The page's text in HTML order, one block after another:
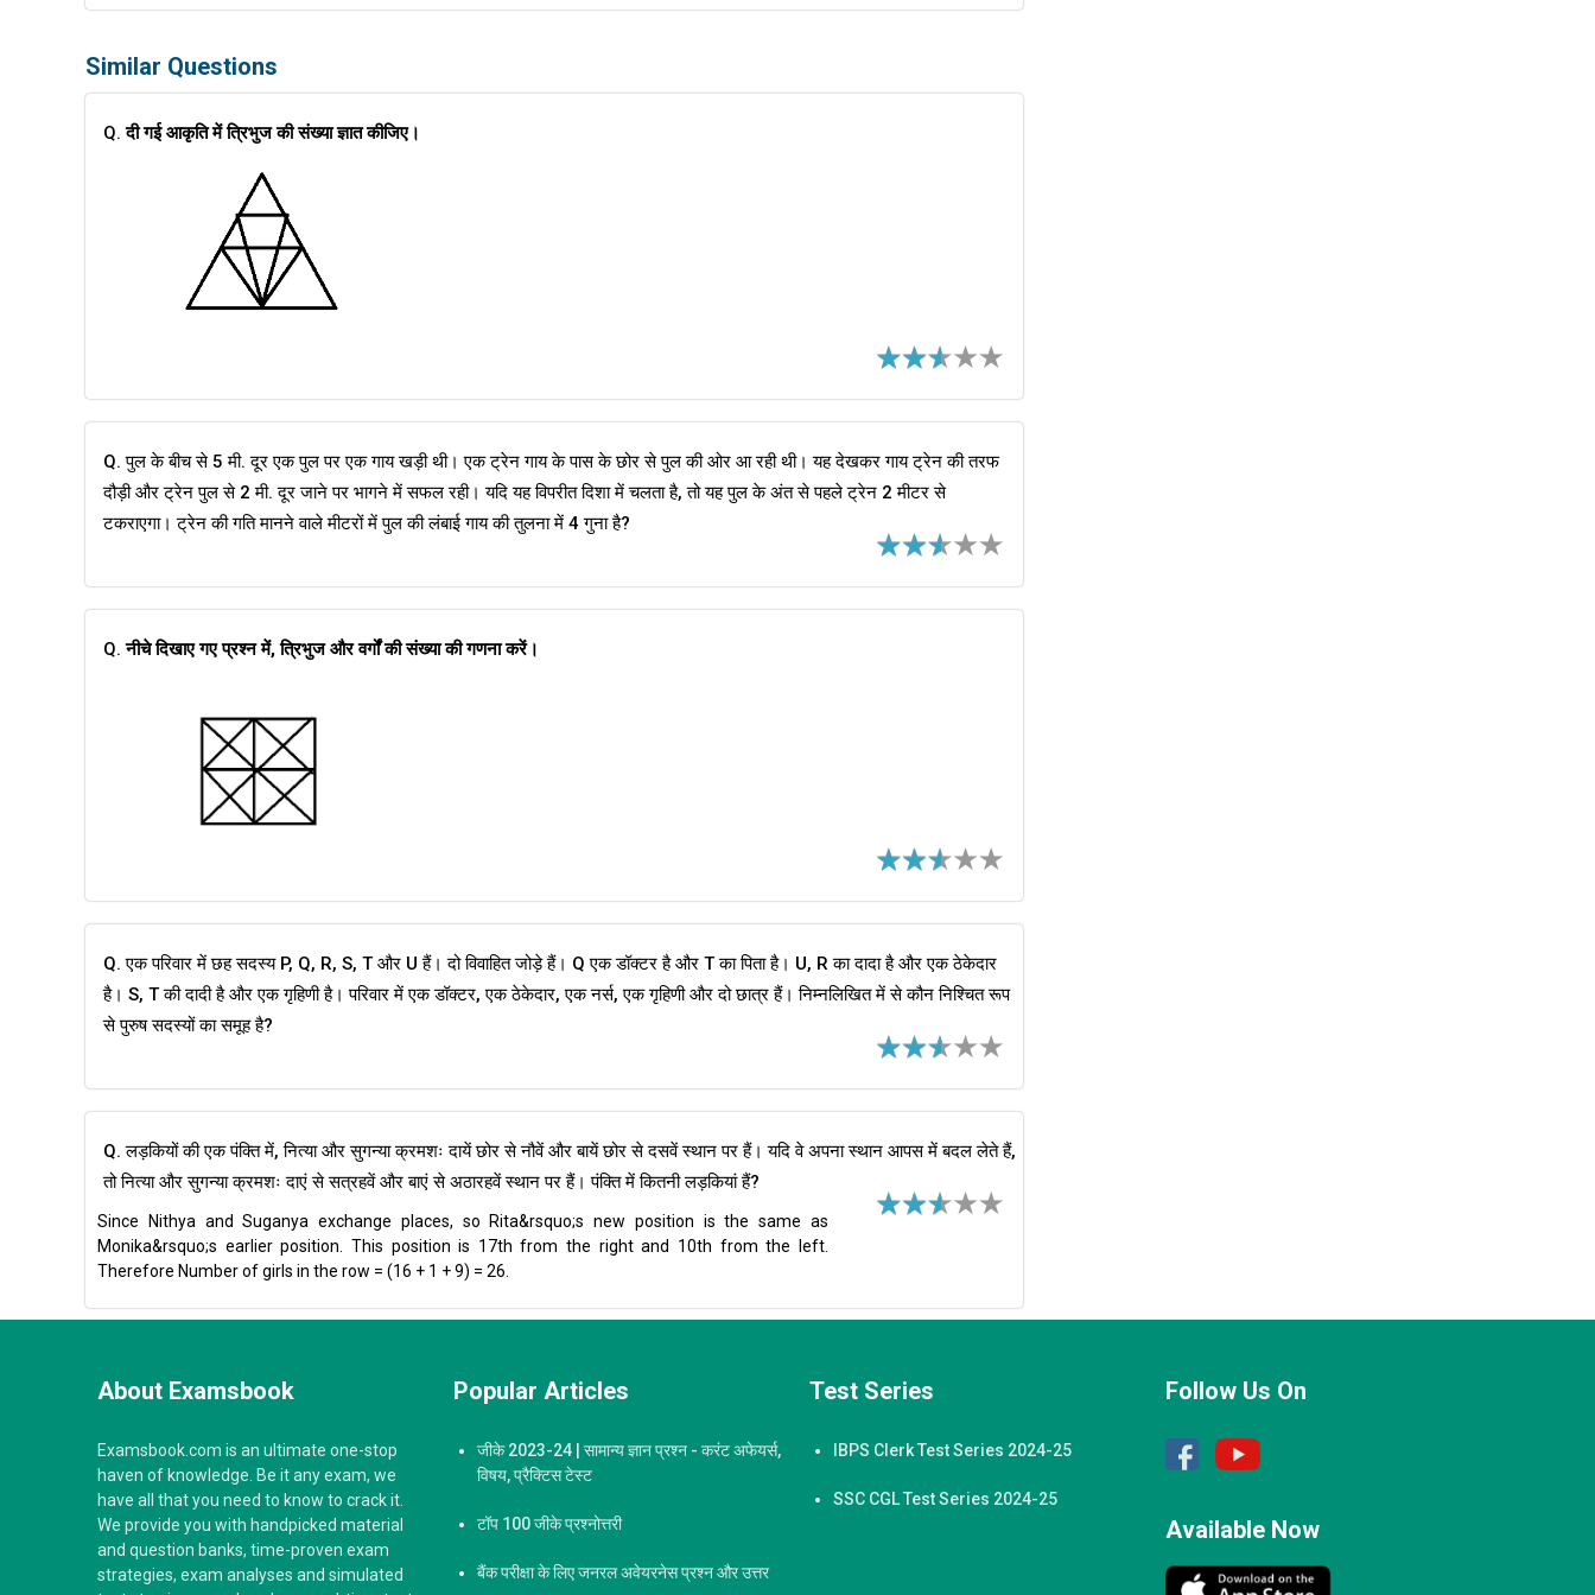
Similar Questions
Q.दी गई आकृति में त्रिभुज की संख्या ज्ञात कीजिए।
Q. पुल के बीच से 5 मी. दूर एक पुल पर एक गाय खड़ी थी। एक ट्रेन गाय के पास के छोर से पुल की ओर आ रही थी। यह देखकर गाय ट्रेन की तरफ
दौड़ी और ट्रेन पुल से 2 मी. दूर जाने पर भागने में सफल रही। यदि यह विपरीत दिशा में चलता है, तो यह पुल के अंत से पहले ट्रेन 2 मीटर से
टकराएगा। ट्रेन की गति मानने वाले मीटरों में पुल की लंबाई गाय की तुलना में 4 गुना है?
Q.नीचे दिखाए गए प्रश्न में, त्रिभुज और वर्गों की संख्या की गणना करें।
Q. एक परिवार में छह सदस्य P, Q, R, S, T और U हैं। दो विवाहित जोड़े हैं। Q एक डॉक्टर है और T का पिता है। U, R का दादा है और एक ठेकेदार
है। S, T की दादी है और एक गृहिणी है। परिवार में एक डॉक्टर, एक ठेकेदार, एक नर्स, एक गृहिणी और दो छात्र हैं। निम्नलिखित में से कौन निश्चित रूप
से पुरुष सदस्यों का समूह है?
Q. लड़कियों की एक पंक्ति में, नित्या और सुगन्या क्रमशः दायें छोर से नौवें और बायें छोर से दसवें स्थान पर हैं। यदि वे अपना स्थान आपस में बदल लेते हैं,
तो नित्या और सुगन्या क्रमशः दाएं से सत्रहवें और बाएं से अठारहवें स्थान पर हैं। पंक्ति में कितनी लड़कियां हैं?
Since Nithya and Suganya exchange places, so Rita&rsquo;s new position is the same as
Monika&rsquo;s earlier position. This position is 17th from the right and 10th from the left.
Therefore Number of girls in the row = (16 + 1 + 9) = 26.
About Examsbook
Examsbook.com is an ultimate one-stop
haven of knowledge. Be it any exam, we
have all that you need to know to crack it.
We provide you with handpicked material
and question banks, time-proven exam
strategies, exam analyses and simulated
Popular Articles
जीके 2023-24 | सामान्य ज्ञान प्रश्न - करंट अफेयर्स,
विषय, प्रैक्टिस टेस्ट
टॉप 100 जीके प्रश्नोत्तरी
बैंक परीक्षा के लिए जनरल अवेयरनेस प्रश्न और उत्तर
Test Series
IBPS Clerk Test Series 2024-25
SSC CGL Test Series 2024-25
Follow Us On
Available Now